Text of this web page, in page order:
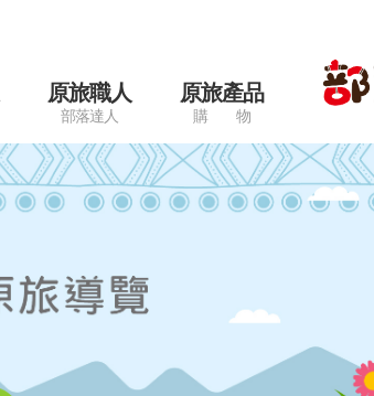
原旅職人
部落達人
原旅產品
購 物